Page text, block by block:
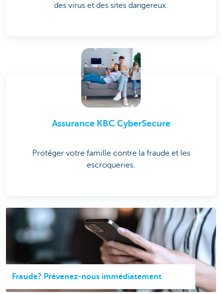
des virus et des sites dangereux.
Assurance KBC CyberSecure
Protéger votre famille contre la fraude et les
escroqueries.
Fraude? Prévenez-nous immédiatement